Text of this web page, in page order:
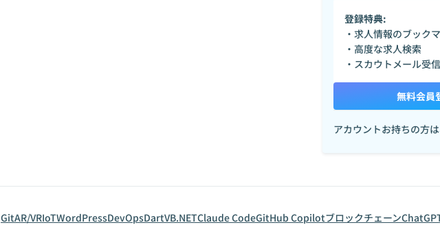
登録特典:
・求人情報のブック
・高度な求人検索
・スカウトメール受信
無料会員
アカウントお持ちの方は
GitAR/VRIoTWordPressDevOpsDartVB.NETClaude CodeGitHub Copilotブロックチェーン